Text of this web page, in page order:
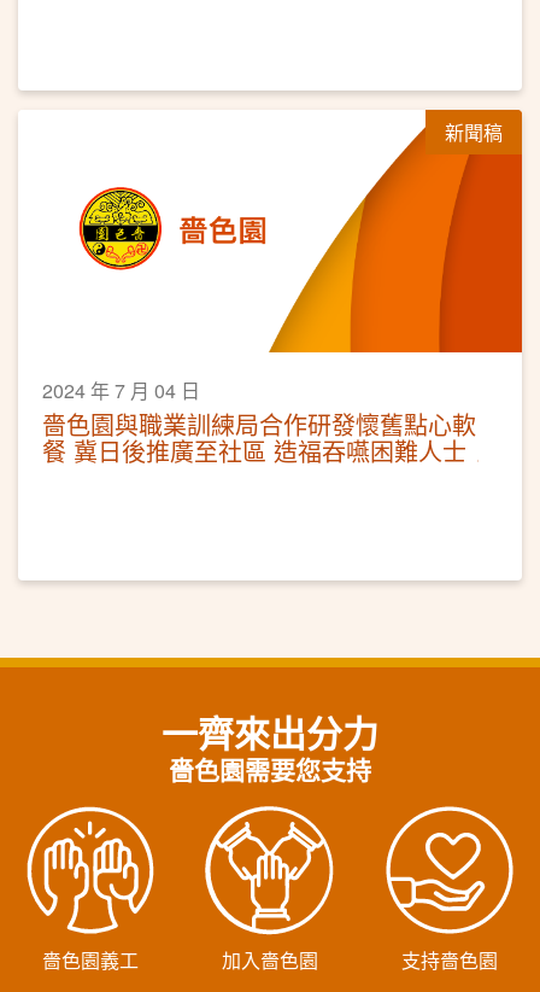
新聞稿
2024 年 7 月 04 日
嗇色園與職業訓練局合作研發懷舊點心軟
餐 冀日後推廣至社區 造福吞嚥困難人士
一齊來出分力
嗇色園需要您支持
嗇色園義工 加入嗇色園 支持嗇色園